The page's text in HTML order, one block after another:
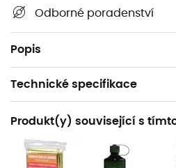
Odborné poradenství
Popis
a garantuje tak menší zatížení
systému, ale vyšší výkon -
institutem Hohenstein.
Technické specifikace
Doporučené pro
Pěší turistika
Pohlaví
Produkt(y) související s